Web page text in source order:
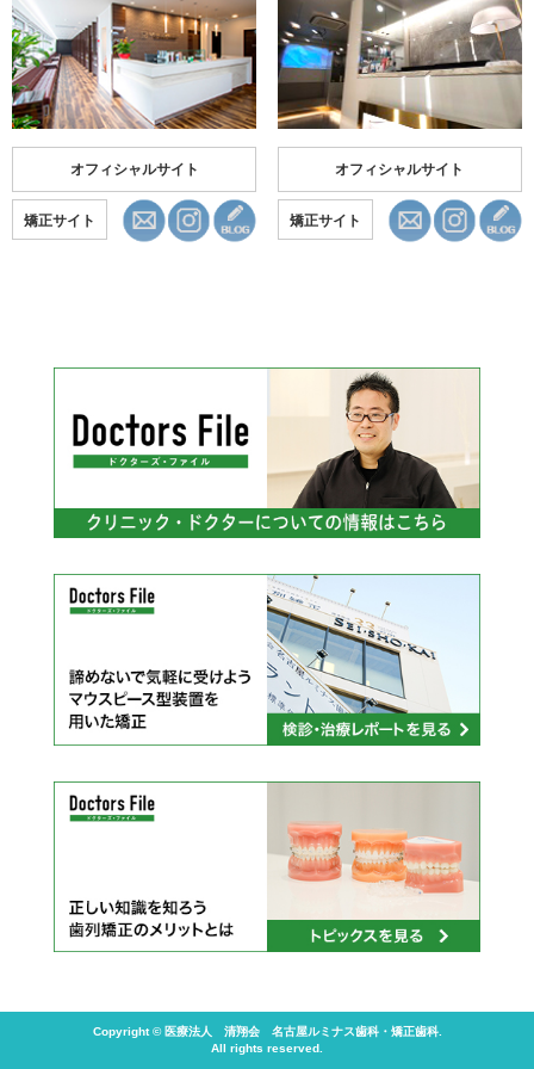
オフィシャルサイト
矯正サイト
オフィシャルサイト
矯正サイト
Copyright © 医療法人 清翔会 名古屋ルミナス歯科・矯正歯科.
All rights reserved.